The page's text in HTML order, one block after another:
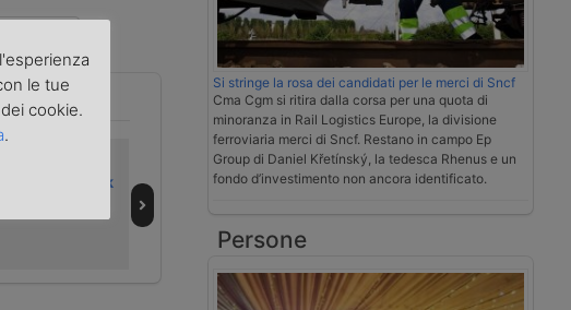
passa a Dirk
Intelligenza
artificiale per
nei porti
Psa potenzia il
terminal Genova
Si stringe la rosa dei candidati per le merci di Sncf
Cma Cgm si ritira dalla corsa per una quota di
minoranza in Rail Logistics Europe, la divisione
ferroviaria merci di Sncf. Restano in campo Ep
Group di Daniel Křetínský, la tedesca Rhenus e un
fondo d’investimento non ancora identificato.
Persone
le tue
cookie.
.